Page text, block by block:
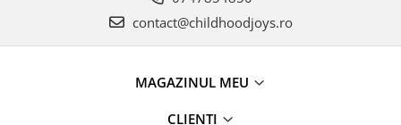
contact@childhoodjoys.ro
MAGAZINUL MEU
CLIENTI